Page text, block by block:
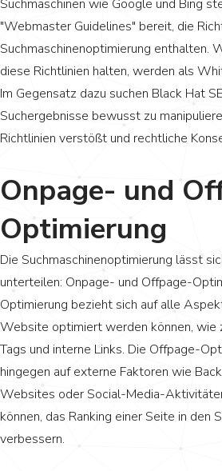
Suchmaschinen wie Google und Bing
"Webmaster Guidelines" bereit, die
Suchmaschinenoptimierung enthalten.
diese Richtlinien halten, werden als
Im Gegensatz dazu suchen Black Hat
Suchergebnisse bewusst zu
Richtlinien verstößt und rechtliche
Onpage- und
Optimierung
Die Suchmaschinenoptimierung lässt
unterteilen: Onpage- und Offpage-
Optimierung bezieht sich auf alle
Website optimiert werden können, wie
Tags und interne Links. Die Offpage-
hingegen auf externe Faktoren wie
Websites oder Social-Media-
können, das Ranking einer Seite in den
verbessern.